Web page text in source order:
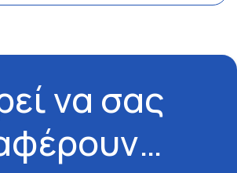
να σας